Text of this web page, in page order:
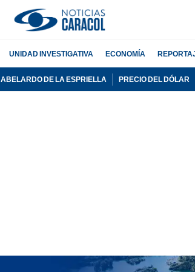
UNIDAD INVESTIGATIVA ECONOMÍA
ABELARDO DE LA ESPRIELLA PRECIO DEL DÓLAR